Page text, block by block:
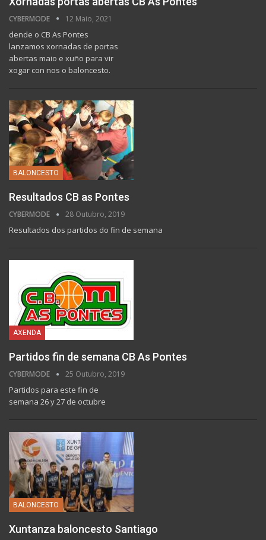
CYBERMODE 12 Maio, 2021
dende o CB As Pontes
lanzamos xornadas de portas
abertas maio e xuño para vir
xogar con nos o baloncesto.
BALONCESTO
Resultados CB as Pontes
CYBERMODE 28 Outubro, 2019
Resultados dos partidos do fin de semana
AXENDA
Partidos fin de semana CB As Pontes
CYBERMODE 25 Outubro, 2019
Partidos para este fin de
semana 26 y 27 de octubre
BALONCESTO
Xuntanza baloncesto Santiago